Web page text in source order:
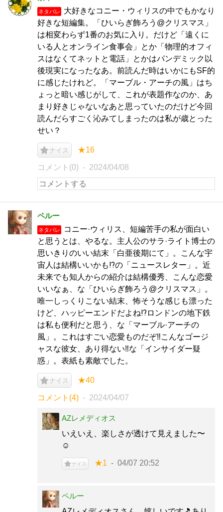
ネタバレ
大好きなコニー・ウィリスの中でもかなり
好きな短編集。「ひいらぎ飾ろう@クリスマス」
は相変わらず1番のお気に入り。だけど「遠くに
いる人とオンライン食事会」とか「物理的オフィ
スはなくてネットと電話」とかはパンデミック以
後現実になったなあ。前読んだ時はいかにもSF的
に感じたけれど。「マーブル・アーチの風」はち
ょっと暗い感じがして、これが表題作なのか、あ
まり好きじゃないなあと思っていたのだけど今回
読んだらすごく沁みてしまったのは私が歳とった
せい？
ナイス ★16
コメント(0) 2024/04/08
ペルー
ネタバレ
コニー·ウィリス、短編苦手の私が面白い
と思うとは、やるな。主人公のサラ·ライト博士の
思いきりのいい結末「白亜後期にて」。こんな宇
宙人は結構いいかも⁉️の「ニュースレター」。近
未来でも知人からの紹介は結構優秀、こんな恋愛
いいなぁ、な「ひいらぎ飾ろう@クリスマス」。
唯一しっくりこない結末、怖そうな感じも漂った
けど、ハッピーエンドだよね⁉️ロンドンの地下鉄
は私も便利だと思う、な「マーブル·アーチの
風」。これはすごい恋愛ものだぞ‼️こんなゴージ
ャスな彼女、あり得ない‼️な「インサイダー疑
惑」。表紙も素敵でした。
ナイス ★40
コメント(4) 2024/04/07
AZレメディオス
いえいえ、楽しさが透けて見えました〜
☺️
ナイス ★1 04/07 20:52
ペルー